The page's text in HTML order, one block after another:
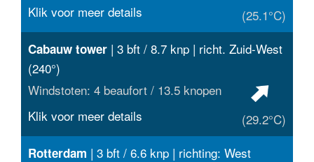
(25.1°C)
Klik voor meer details
Cabauw tower | 3 bft / 8.7 knp | richt. Zuid-West
(240°)
Windstoten: 4 beaufort / 13.5 knopen
(29.2°C)
Klik voor meer details
Rotterdam | 3 bft / 6.6 knp | richting: West